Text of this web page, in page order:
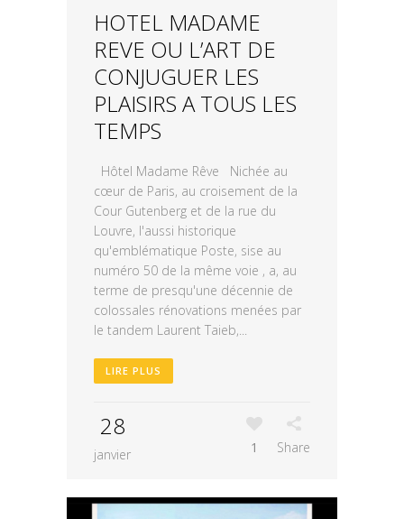
HOTEL MADAME
REVE OU L’ART DE
CONJUGUER LES
PLAISIRS A TOUS LES
TEMPS
Hôtel Madame Rêve Nichée au
cœur de Paris, au croisement de la
Cour Gutenberg et de la rue du
Louvre, l'aussi historique
qu'emblématique Poste, sise au
numéro 50 de la même voie , a, au
terme de presqu'une décennie de
colossales rénovations menées par
le tandem Laurent Taieb,...
LIRE PLUS
28
janvier 1 Share